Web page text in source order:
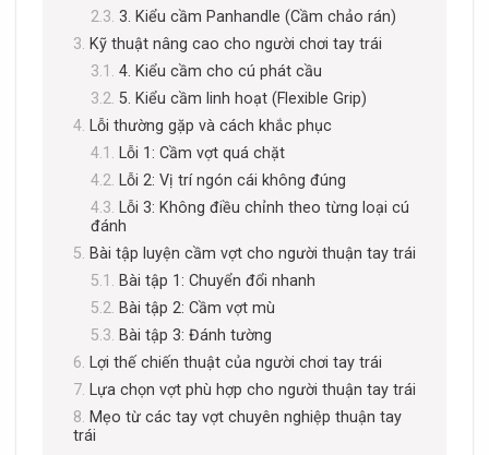
3. Kiểu cầm Panhandle (Cầm chảo rán)
Kỹ thuật nâng cao cho người chơi tay trái
4. Kiểu cầm cho cú phát cầu
5. Kiểu cầm linh hoạt (Flexible Grip)
Lỗi thường gặp và cách khắc phục
Lỗi 1: Cầm vợt quá chặt
Lỗi 2: Vị trí ngón cái không đúng
Lỗi 3: Không điều chỉnh theo từng loại cú
đánh
Bài tập luyện cầm vợt cho người thuận tay trái
Bài tập 1: Chuyển đổi nhanh
Bài tập 2: Cầm vợt mù
Bài tập 3: Đánh tường
Lợi thế chiến thuật của người chơi tay trái
Lựa chọn vợt phù hợp cho người thuận tay trái
Mẹo từ các tay vợt chuyên nghiệp thuận tay
trái